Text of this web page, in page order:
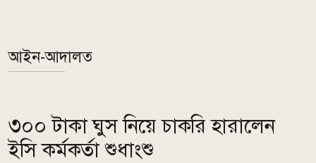
আইন-আদালত
৩০০ টাকা ঘুস নিয়ে চাকরি হারালেন
ইসি কর্মকর্তা শুধাংশু